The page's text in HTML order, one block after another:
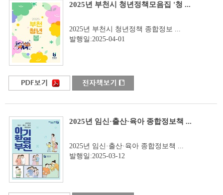
2025년 부천시 청년정책모음집 '청 ...
2025년 부천시 청년정책 종합정보 ...
발행일:2025-04-01
2025년 임신·출산·육아 종합정보책 ...
2025년 임신·출산·육아 종합정보책 ...
발행일:2025-03-12